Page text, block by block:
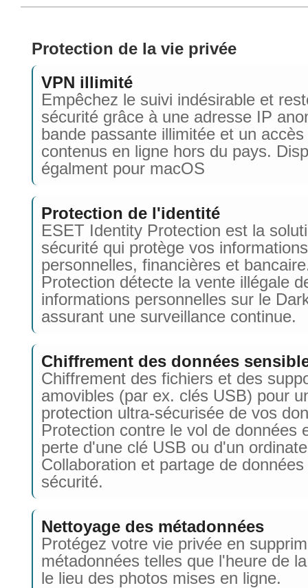
Protection de la vie privée
VPN illimité
Empêchez le suivi indésirable et
sécurité grâce à une adresse IP
bande passante illimitée et un
contenus en ligne hors du pays.
égalment pour macOS
Protection de l'identité
ESET Identity Protection est la
sécurité qui protège vos informations
personnelles, financières et
Protection détecte la vente illégale
informations personnelles sur le
assurant une surveillance continue.
Chiffrement des données
Chiffrement des fichiers et des
amovibles (par ex. clés USB) pour
protection ultra-sécurisée de vos
Protection contre le vol de données
perte d'une clé USB ou d'un
Collaboration et partage de
sécurité.
Nettoyage des métadonnées
Protégez votre vie privée en
métadonnées telles que l'heure de
le lieu des photos mises en ligne.